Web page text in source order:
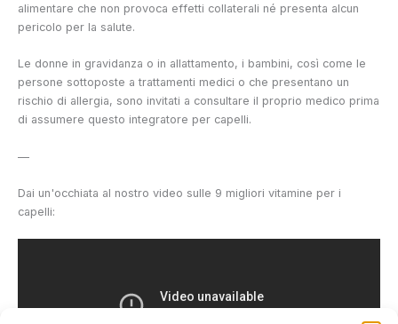
alimentare che non provoca effetti collaterali né presenta alcun
pericolo per la salute.
Le donne in gravidanza o in allattamento, i bambini, così come le
persone sottoposte a trattamenti medici o che presentano un
rischio di allergia, sono invitati a consultare il proprio medico prima
di assumere questo integratore per capelli.
—
Dai un'occhiata al nostro video sulle 9 migliori vitamine per i
capelli: